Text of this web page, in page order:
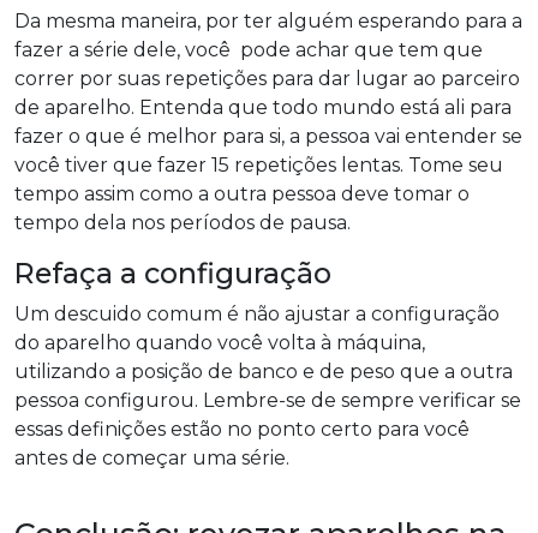
Da mesma maneira, por ter alguém esperando para a
fazer a série dele, você pode achar que tem que
correr por suas repetições para dar lugar ao parceiro
de aparelho. Entenda que todo mundo está ali para
fazer o que é melhor para si, a pessoa vai entender se
você tiver que fazer 15 repetições lentas. Tome seu
tempo assim como a outra pessoa deve tomar o
tempo dela nos períodos de pausa.
Refaça a configuração
Um descuido comum é não ajustar a configuração
do aparelho quando você volta à máquina,
utilizando a posição de banco e de peso que a outra
pessoa configurou. Lembre-se de sempre verificar se
essas definições estão no ponto certo para você
antes de começar uma série.